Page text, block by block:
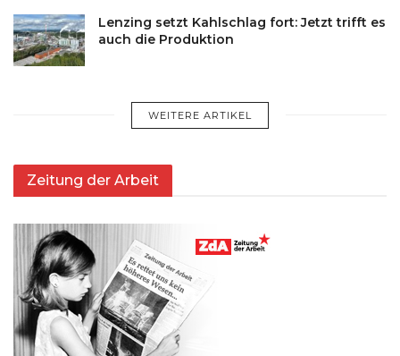
Lenzing setzt Kahlschlag fort: Jetzt trifft es
auch die Produktion
WEITERE ARTIKEL
Zeitung der Arbeit